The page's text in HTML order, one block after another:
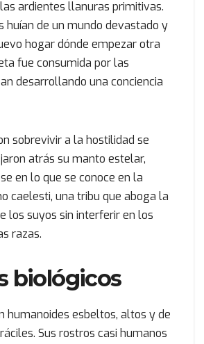
ardientes llanuras primitivas.
huían de un mundo devastado y
hogar dónde empezar otra
fue consumida por las
desarrollando una conciencia
sobrevivir a la hostilidad se
atrás su manto estelar,
en lo que se conoce en la
caelesti, una tribu que aboga la
los suyos sin interferir en los
razas.
biológicos
humanoides esbeltos, altos y de
Sus rostros casi humanos